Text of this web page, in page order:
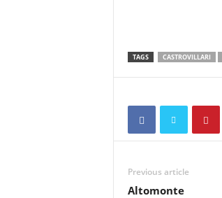
TAGS CASTROVILLARI
Previous article
Altomonte